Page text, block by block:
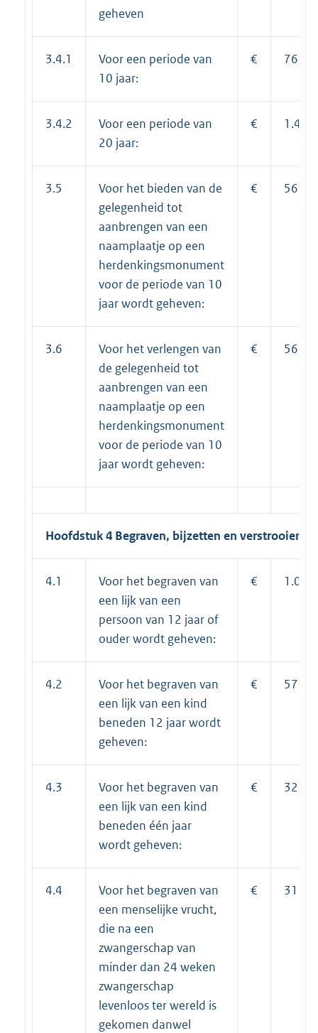
geheven
3.4.1
Voor een periode van
10 jaar:
€
3.4.2
Voor een periode van
20 jaar:
€
3.5
Voor het bieden van de
gelegenheid tot
aanbrengen van een
naamplaatje op een
herdenkingsmonument
voor de periode van 10
jaar wordt geheven:
€ 56,00
3.6
Voor het verlengen van
de gelegenheid tot
aanbrengen van een
naamplaatje op een
herdenkingsmonument
voor de periode van 10
jaar wordt geheven:
€ 56,00
Hoofdstuk 4 Begraven, bijzetten en verstrooien
4.1
Voor het begraven van
een lijk van een
persoon van 12 jaar of
ouder wordt geheven:
€
4.2
Voor het begraven van
een lijk van een kind
beneden 12 jaar wordt
geheven:
€
4.3
Voor het begraven van
een lijk van een kind
beneden één jaar
wordt geheven:
€
4.4
Voor het begraven van
een menselijke vrucht,
die na een
zwangerschap van
minder dan 24 weken
zwangerschap
levenloos ter wereld is
gekomen danwel
€